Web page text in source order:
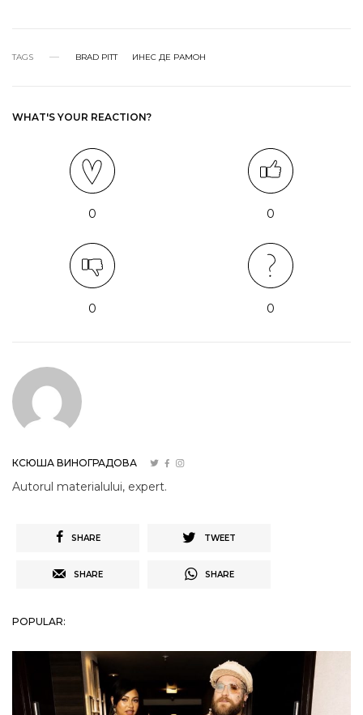
TAGS BRAD PITT ИНЕС ДЕ РАМОН
WHAT'S YOUR REACTION?
0 0
0 0
КСЮША ВИНОГРАДОВА
Autorul materialului, expert.
SHARE TWEET
SHARE SHARE
POPULAR: